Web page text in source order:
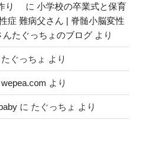
り に 小学校の卒業式と保育
症 難病父さん | 脊髄小脳変性
たぐっちょのブログ より
たぐっちょ より
wepea.com より
に たぐっちょ より